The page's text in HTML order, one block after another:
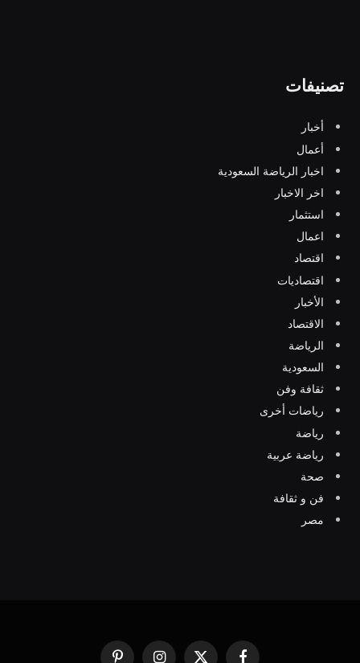
تصنيفات
أخبار
أعمال
اخبار الرياضة السعودية
اخر الاخبار
استثمار
اعمال
اقتصاد
اقتصاديات
الأخبار
الاقتصاد
الرياضة
السعودية
ثقافة وفن
رياضات أخرى
رياضة
رياضة عربية
صحة
فن و ثقافة
مصر